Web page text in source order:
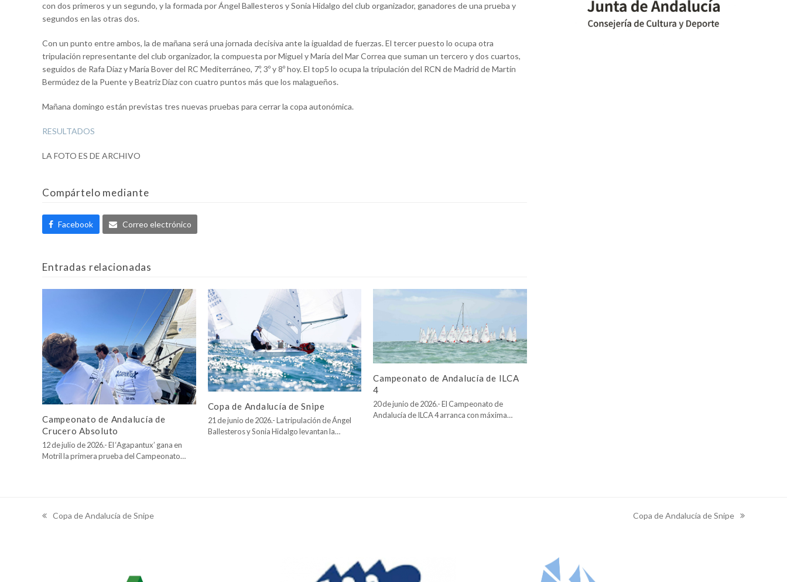
con dos primeros y un segundo, y la formada por Ángel Ballesteros y Sonia Hidalgo del club organizador, ganadores de una prueba y
segundos en las otras dos.
Con un punto entre ambos, la de mañana será una jornada decisiva ante la igualdad de fuerzas. El tercer puesto lo ocupa otra
tripulación representante del club organizador, la compuesta por Miguel y María del Mar Correa que suman un tercero y dos cuartos,
seguidos de Rafa Díaz y María Bover del RC Mediterráneo, 7º, 3º y 8º hoy. El top5 lo ocupa la tripulación del RCN de Madrid de Martín
Bermúdez de la Puente y Beatriz Díaz con cuatro puntos más que los malagueños.
Mañana domingo están previstas tres nuevas pruebas para cerrar la copa autonómica.
RESULTADOS
LA FOTO ES DE ARCHIVO
Compártelo mediante
Facebook Correo electrónico
Entradas relacionadas
Campeonato de Andalucía de
Crucero Absoluto
12 de julio de 2026.- El ‘Agapantux’ gana en
Motril la primera prueba del Campeonato…
Copa de Andalucía de Snipe
21 de junio de 2026.- La tripulación de Ángel
Ballesteros y Sonia Hidalgo levantan la…
Campeonato de Andalucía de ILCA
4
20 de junio de 2026.- El Campeonato de
Andalucía de ILCA 4 arranca con máxima…
previous
Copa de Andalucía de Snipe
next
Copa de Andalucía de Snipe